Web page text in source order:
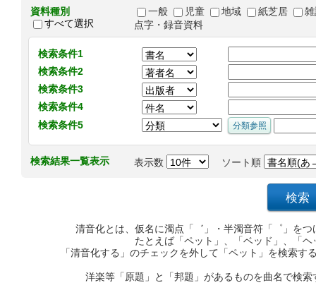
資料種別
すべて選択
一般 児童 地域 紙芝居
点字・録音資料
検索条件1
検索条件2
検索条件3
検索条件4
検索条件5
検索結果一覧表示 表示数 ソート順
清音化とは、仮名に濁点「゛」・半濁音符「゜」を
たとえば「ペット」、「ベッド」、「
「清音化する」のチェックを外して「ペット」を検索
洋楽等「原題」と「邦題」があるものを曲名で検